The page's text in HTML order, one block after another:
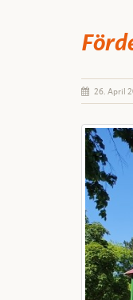
26. April